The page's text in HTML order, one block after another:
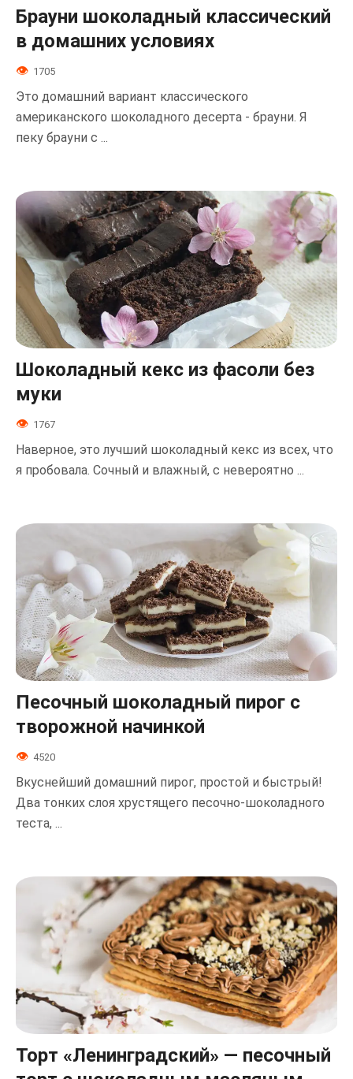
Брауни шоколадный классический
в домашних условиях
1705
Это домашний вариант классического
американского шоколадного десерта - брауни. Я
пеку брауни с ...
Шоколадный кекс из фасоли без
муки
1767
Наверное, это лучший шоколадный кекс из всех, что
я пробовала. Сочный и влажный, с невероятно ...
Песочный шоколадный пирог с
творожной начинкой
4520
Вкуснейший домашний пирог, простой и быстрый!
Два тонких слоя хрустящего песочно-шоколадного
теста, ...
Торт «Ленинградский» — песочный